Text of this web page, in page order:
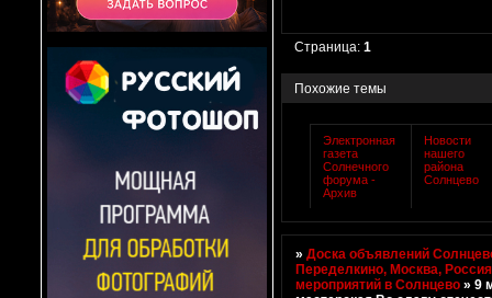
Страница:1
Похожие темы
Электронная
газета
Солнечного
форума -
Архив
Новости
нашего
района
Солнцево
»Доска объявлений
Переделкино, Москва, Россия
мероприятий в Солнцево »9